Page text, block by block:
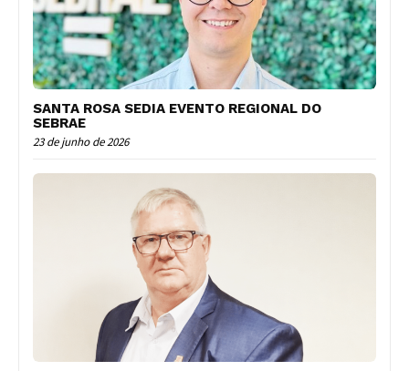
SANTA ROSA SEDIA EVENTO REGIONAL DO
SEBRAE
23 de junho de 2026